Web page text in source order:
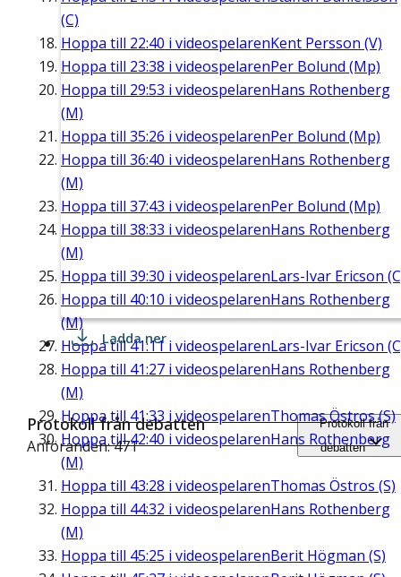
(C)
Hoppa till 22:40 i videospelarenKent Persson (V)
Hoppa till 23:38 i videospelarenPer Bolund (Mp)
Hoppa till 29:53 i videospelarenHans Rothenberg
(M)
Hoppa till 35:26 i videospelarenPer Bolund (Mp)
Hoppa till 36:40 i videospelarenHans Rothenberg
(M)
Hoppa till 37:43 i videospelarenPer Bolund (Mp)
Hoppa till 38:33 i videospelarenHans Rothenberg
(M)
Hoppa till 39:30 i videospelarenLars-Ivar Ericson
Hoppa till 40:10 i videospelarenHans Rothenberg
(M)
Hoppa till41:11 i videospelarenLars-Ivar Ericson
Hoppa till 41:27 i videospelarenHans Rothenberg
(M)
Hoppa till 41:33 i videospelarenThomas Östros (S)
Hoppa till42:40 i videospelarenHans Rothenberg
(M)
Hoppa till 43:28 i videospelarenThomas Östros (S)
Hoppa till 44:32 i videospelarenHans Rothenberg
(M)
Hoppa till 45:25 i videospelarenBerit Högman (S)
Ladda ner
Protokoll från debatten
Anföranden: 471
Protokoll från
debatten